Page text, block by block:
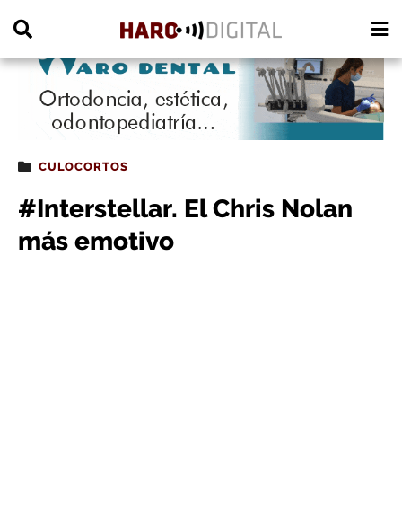
CULOCORTOS
#Interstellar. El Chris Nolan
más emotivo